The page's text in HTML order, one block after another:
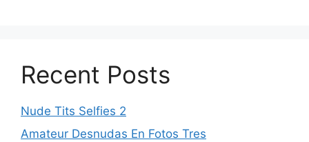
Recent Posts
Nude Tits Selfies 2
Amateur Desnudas En Fotos Tres